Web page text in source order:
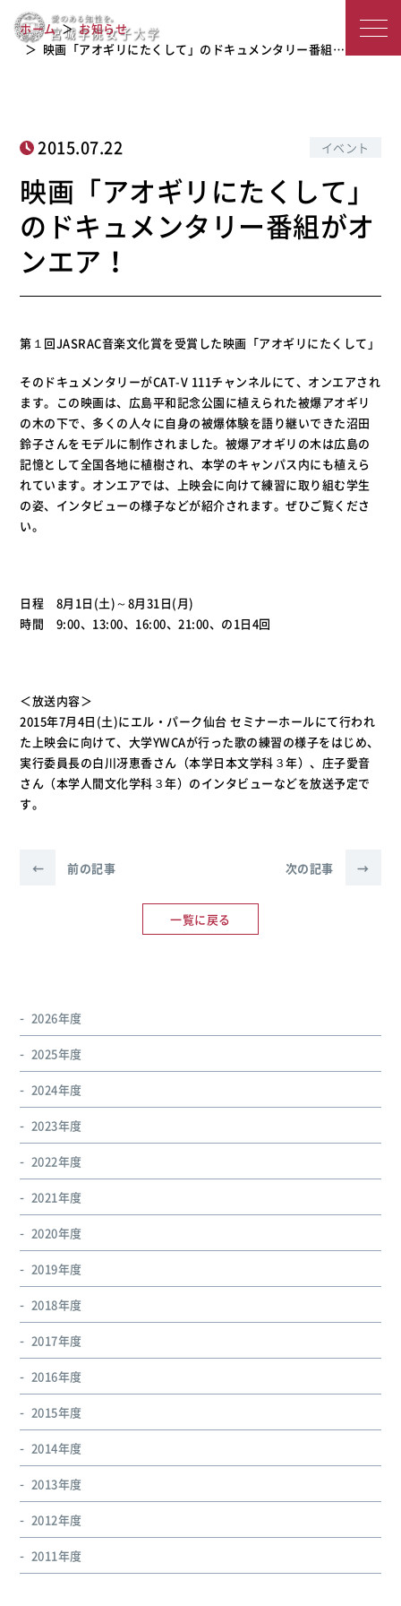
城
子
大
映画「アオギリにたくして」のドキュ
メンタリー番組がオンエア！
ホーム
お知らせ
映画「アオギリにたくして」のドキュメンタリー番組…
2015.07.22 イベント
映画「アオギリにたくして」
のドキュメンタリー番組がオ
ンエア！
第１回JASRAC音楽文化賞を受賞した映画「アオギリにたくして」
そのドキュメンタリーがCAT-V 111チャンネルにて、オンエアされ
ます。この映画は、広島平和記念公園に植えられた被爆アオギリ
の木の下で、多くの人々に自身の被爆体験を語り継いできた沼田
鈴子さんをモデルに制作されました。被爆アオギリの木は広島の
記憶として全国各地に植樹され、本学のキャンパス内にも植えら
れています。オンエアでは、上映会に向けて練習に取り組む学生
の姿、インタビューの様子などが紹介されます。ぜひご覧くださ
い。
日程 8月1日(土)～8月31日(月)
時間 9:00、13:00、16:00、21:00、の1日4回
＜放送内容＞
2015年7月4日(土)にエル・パーク仙台 セミナーホールにて行われ
た上映会に向けて、大学YWCAが行った歌の練習の様子をはじめ、
実行委員長の白川冴恵香さん（本学日本文学科３年）、庄子愛音
さん（本学人間文化学科３年）のインタビューなどを放送予定で
す。
← 前の記事
一覧に戻る
次の記事 →
2026年度
2025年度
2024年度
2023年度
2022年度
2021年度
2020年度
2019年度
2018年度
2017年度
2016年度
2015年度
2014年度
2013年度
2012年度
2011年度